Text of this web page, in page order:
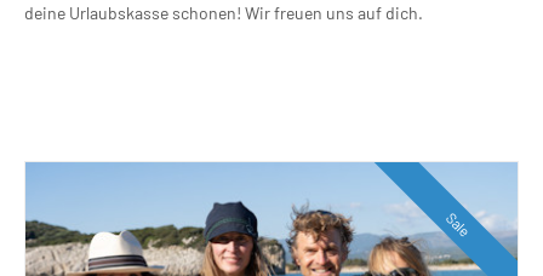
deine Urlaubskasse schonen! Wir freuen uns auf dich.
Sale